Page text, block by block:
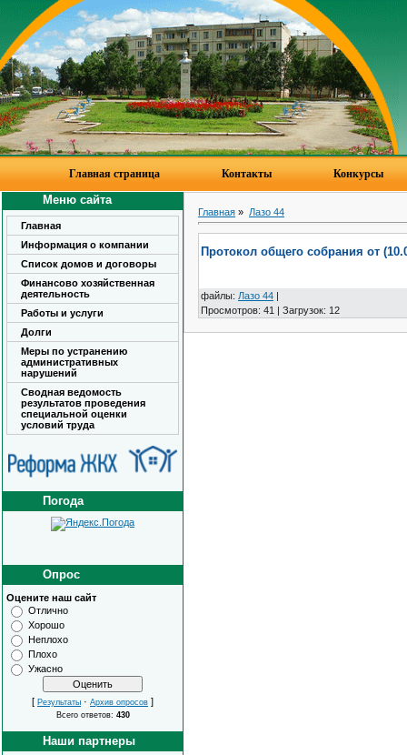
Главная страница Контакты Конкурсы
Меню сайта
Главная
Информация о компании
Список домов и договоры
Финансово хозяйственная
деятельность
Работы и услуги
Долги
Меры по устранению
административных
нарушений
Сводная ведомость
результатов проведения
специальной оценки
условий труда
Погода
Опрос
Оцените наш сайт
Отлично
Хорошо
Неплохо
Плохо
Ужасно
[ Результаты · Архив опросов ]
Всего ответов: 430
Наши партнеры
Главная » Лазо 44
Протокол общего собрания от
файлы: Лазо 44 |
Просмотров: 41 | Загрузок: 12